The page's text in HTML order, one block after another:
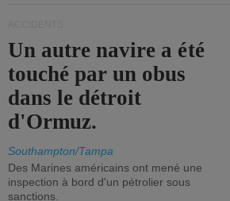
Un autre navire a été
touché par un obus
dans le détroit
d'Ormuz.
Southampton/Tampa
Des Marines américains ont mené une
inspection à bord d'un pétrolier sous
sanctions.